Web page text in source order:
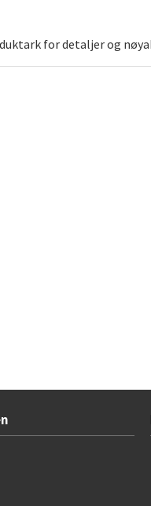
for detaljer og